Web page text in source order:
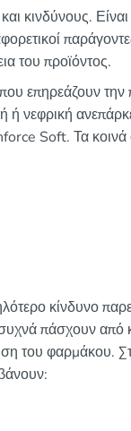
κινδύνους.
του προϊόντος.
επηρεάζουν την
νεφρική
Soft. Τα
κίνδυνο
πάσχουν από
του φαρμάκου.